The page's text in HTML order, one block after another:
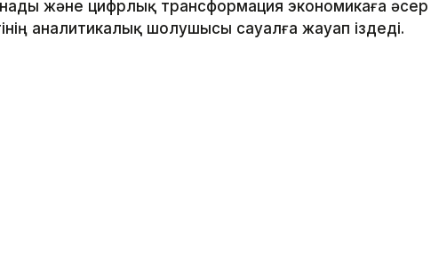
және цифрлық трансформация экономикаға әсер
аналитикалық шолушысы сауалға жауап іздеді.